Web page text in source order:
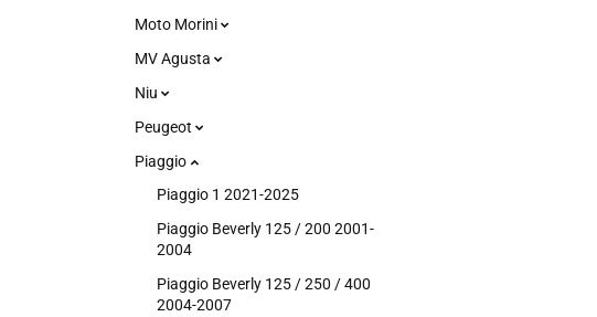
Moto Morini
MV Agusta
Niu
Peugeot
Piaggio
Piaggio 1 2021-2025
Piaggio Beverly 125 / 200 2001-
2004
Piaggio Beverly 125 / 250 / 400
2004-2007